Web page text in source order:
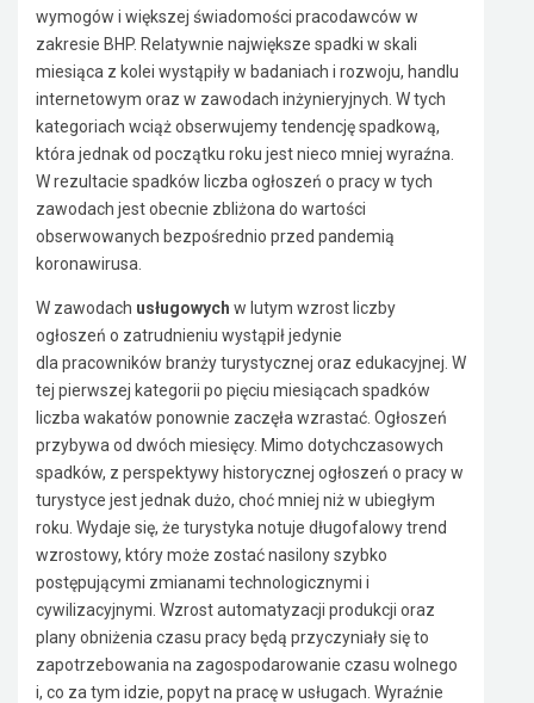
wymogów i większej świadomości pracodawców w
zakresie BHP. Relatywnie największe spadki w skali
miesiąca z kolei wystąpiły w badaniach i rozwoju, handlu
internetowym oraz w zawodach inżynieryjnych. W tych
kategoriach wciąż obserwujemy tendencję spadkową,
która jednak od początku roku jest nieco mniej wyraźna.
W rezultacie spadków liczba ogłoszeń o pracy w tych
zawodach jest obecnie zbliżona do wartości
obserwowanych bezpośrednio przed pandemią
koronawirusa.
W zawodach usługowych w lutym wzrost liczby
ogłoszeń o zatrudnieniu wystąpił jedynie
dla pracowników branży turystycznej oraz edukacyjnej. W
tej pierwszej kategorii po pięciu miesiącach spadków
liczba wakatów ponownie zaczęła wzrastać. Ogłoszeń
przybywa od dwóch miesięcy. Mimo dotychczasowych
spadków, z perspektywy historycznej ogłoszeń o pracy w
turystyce jest jednak dużo, choć mniej niż w ubiegłym
roku. Wydaje się, że turystyka notuje długofalowy trend
wzrostowy, który może zostać nasilony szybko
postępującymi zmianami technologicznymi i
cywilizacyjnymi. Wzrost automatyzacji produkcji oraz
plany obniżenia czasu pracy będą przyczyniały się to
zapotrzebowania na zagospodarowanie czasu wolnego
i, co za tym idzie, popyt na pracę w usługach. Wyraźnie